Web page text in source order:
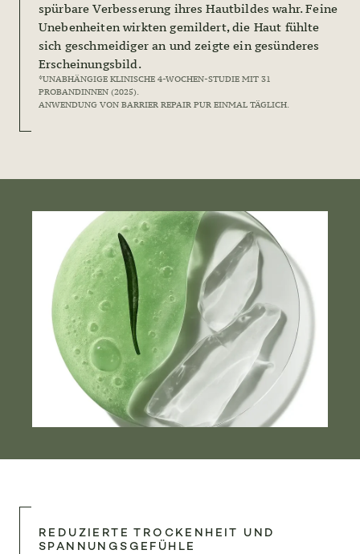
spürbare Verbesserung ihres Hautbildes wahr. Feine
Unebenheiten wirkten gemildert, die Haut fühlte
sich geschmeidiger an und zeigte ein gesünderes
Erscheinungsbild.
*UNABHÄNGIGE KLINISCHE 4-WOCHEN-STUDIE MIT 31
PROBANDINNEN (2025).
ANWENDUNG VON BARRIER REPAIR PUR EINMAL TÄGLICH.
REDUZIERTE TROCKENHEIT UND
SPANNUNGSGEFÜHLE